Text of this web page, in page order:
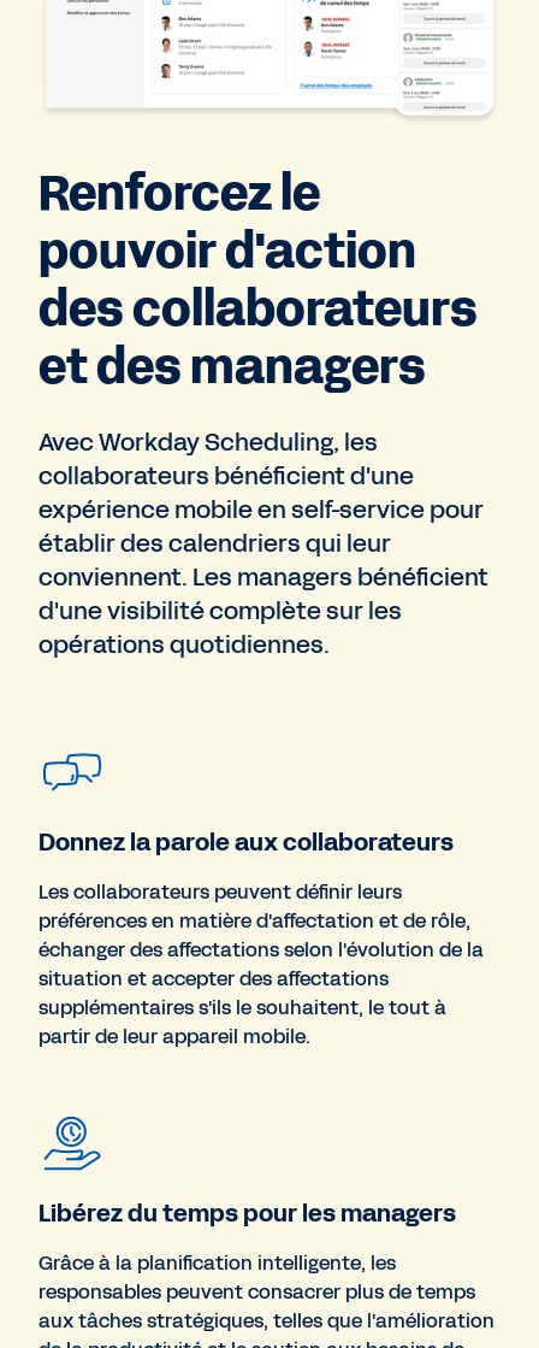
Renforcez le
pouvoir d'action
des collaborateurs
et des managers
Avec Workday Scheduling, les
collaborateurs bénéficient d'une
expérience mobile en self-service pour
établir des calendriers qui leur
conviennent. Les managers bénéficient
d'une visibilité complète sur les
opérations quotidiennes.
Donnez la parole aux collaborateurs
Les collaborateurs peuvent définir leurs
préférences en matière d'affectation et de rôle,
échanger des affectations selon l'évolution de la
situation et accepter des affectations
supplémentaires s'ils le souhaitent, le tout à
partir de leur appareil mobile.
Libérez du temps pour les managers
Grâce à la planification intelligente, les
responsables peuvent consacrer plus de temps
aux tâches stratégiques, telles que l'amélioration